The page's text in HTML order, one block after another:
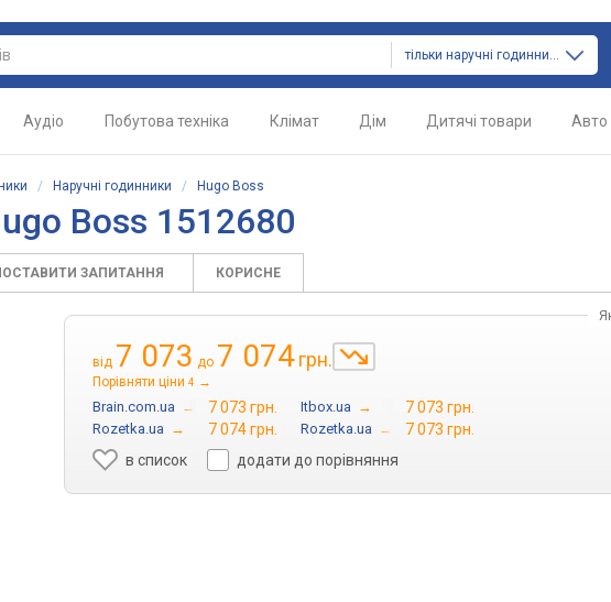
тільки наручні годинники
Аудіо Побутова техніка Клімат Дім Дитячі товари Авто
/ Наручні годинники / Hugo Boss
Boss 1512680
ЗАПИТАННЯ КОРИСНЕ
від 7 073 до 7 074грн.
Порівняти ціни 4 →
Brain.com.ua → 7 073 грн. Itbox.ua → 7 073 грн.
Rozetka.ua → 7 074 грн. Rozetka.ua →
7 073 грн.
в список
додати до порівняння